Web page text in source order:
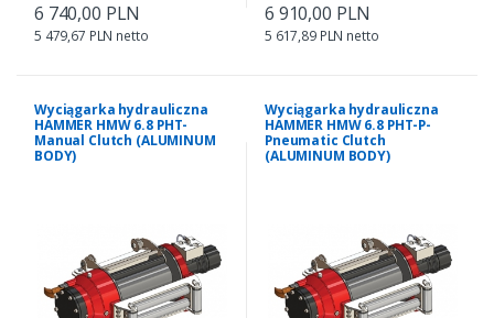
6 740,00 PLN
5 479,67 PLN netto
6 910,00 PLN
5 617,89 PLN netto
Wyciągarka hydrauliczna
HAMMER HMW 6.8 PHT-
Manual Clutch (ALUMINUM
BODY)
Wyciągarka hydrauliczna
HAMMER HMW 6.8 PHT-P-
Pneumatic Clutch
(ALUMINUM BODY)